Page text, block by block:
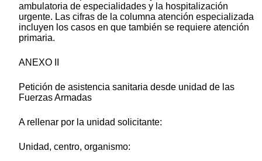
ambulatoria de especialidades y la hospitalización
urgente. Las cifras de la columna atención especializada
incluyen los casos en que también se requiere atención
primaria.
ANEXO II
Petición de asistencia sanitaria desde unidad de las
Fuerzas Armadas
A rellenar por la unidad solicitante:
Unidad, centro, organismo: